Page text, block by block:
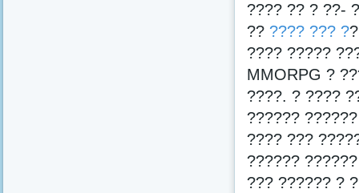
???? ?? ? ??-
?? ???? ??? ?
???? ?????
MMORPG ?
????. ? ????
??????
???? ???
??????
??? ?????? ?